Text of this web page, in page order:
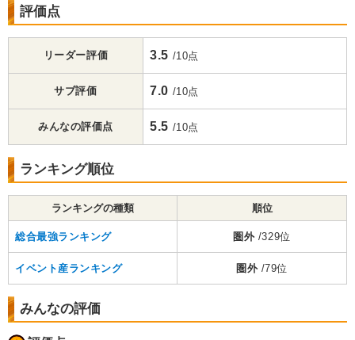
評価点
リーダー評価 3.5 /10点
サブ評価 7.0 /10点
みんなの評価点 5.5 /10点
ランキング順位
ランキングの種類 順位
総合最強ランキング 圏外 /329位
イベント産ランキング 圏外 /79位
みんなの評価